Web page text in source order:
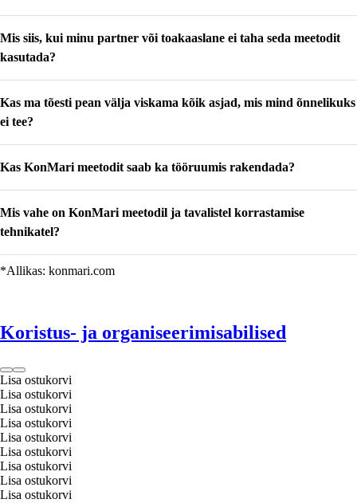
seal oleks ainult need asjad, mis Sulle rõõmu pakuvad ja iga ruumi otstarbekas
kasutamine.
Mis siis, kui minu partner või toakaaslane ei taha seda meetodit
kasutada?
teised leibkonna liikmed saavad inspiratsiooni ja hakkavad kaasa lööma.
Kas ma tõesti pean välja viskama kõik asjad, mis mind õnnelikuks
ei tee?
asjad toovad Sulle rahu või kasu, pole vaja neist lahti saada.
Kas KonMari meetodit saab ka tööruumis rakendada?
kõrvaldada mittevajalikud dokumendid, parandada sahtlite organiseeritust ja
tõsta tootlikkust.
Mis vahe on KonMari meetodil ja tavalistel korrastamise
tehnikatel?
sorteerimist. See ei puuduta ainult ruumi mehaanilist paigutust, vaid seda, et
*Allikas: konmari.com
Koristus- ja organiseerimisabilised
Lisa ostukorvi
Lisa ostukorvi
Lisa ostukorvi
Lisa ostukorvi
Lisa ostukorvi
Lisa ostukorvi
Lisa ostukorvi
Lisa ostukorvi
Lisa ostukorvi